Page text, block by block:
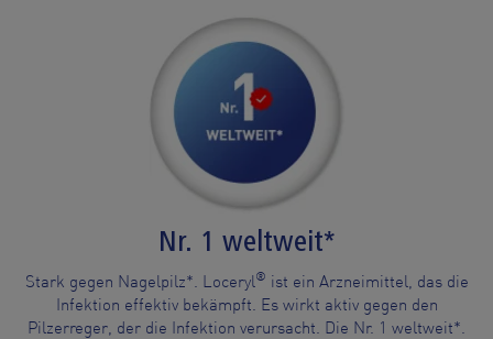
Nr. 1 weltweit*
Stark gegen Nagelpilz*. Loceryl® ist ein Arzneimittel, das die
Infektion effektiv bekämpft. Es wirkt aktiv gegen den
Pilzerreger, der die Infektion verursacht. Die Nr. 1 weltweit*.